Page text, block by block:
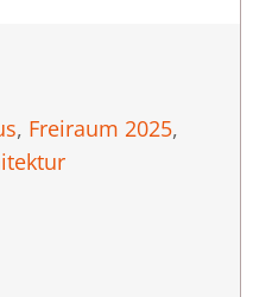
, Freiraum 2025,